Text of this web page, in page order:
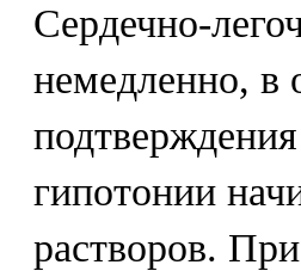
Сердечно-
немедленно, в
гипотонии
растворов.